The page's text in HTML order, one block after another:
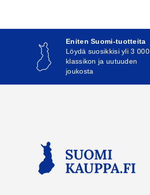
Eniten Suomi-tuotteita
Löydä suosikkisi yli 3 000
klassikon ja uutuuden
joukosta